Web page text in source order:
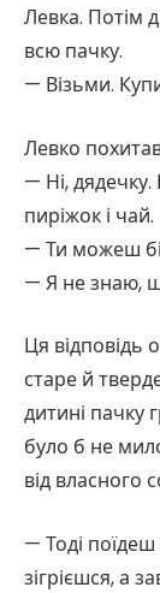
Левка. Потім
всю пачку.
— Візьми.
Левко
— Ні,
пиріжок і чай.
— Ти можеш
— Я не знаю,
Ця відповідь
старе й
дитині пачку
було б не
від власного
— Тоді
зігрієшся, а